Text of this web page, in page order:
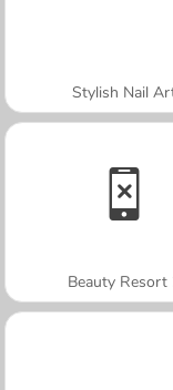
Stylish Nail
Beauty Resort